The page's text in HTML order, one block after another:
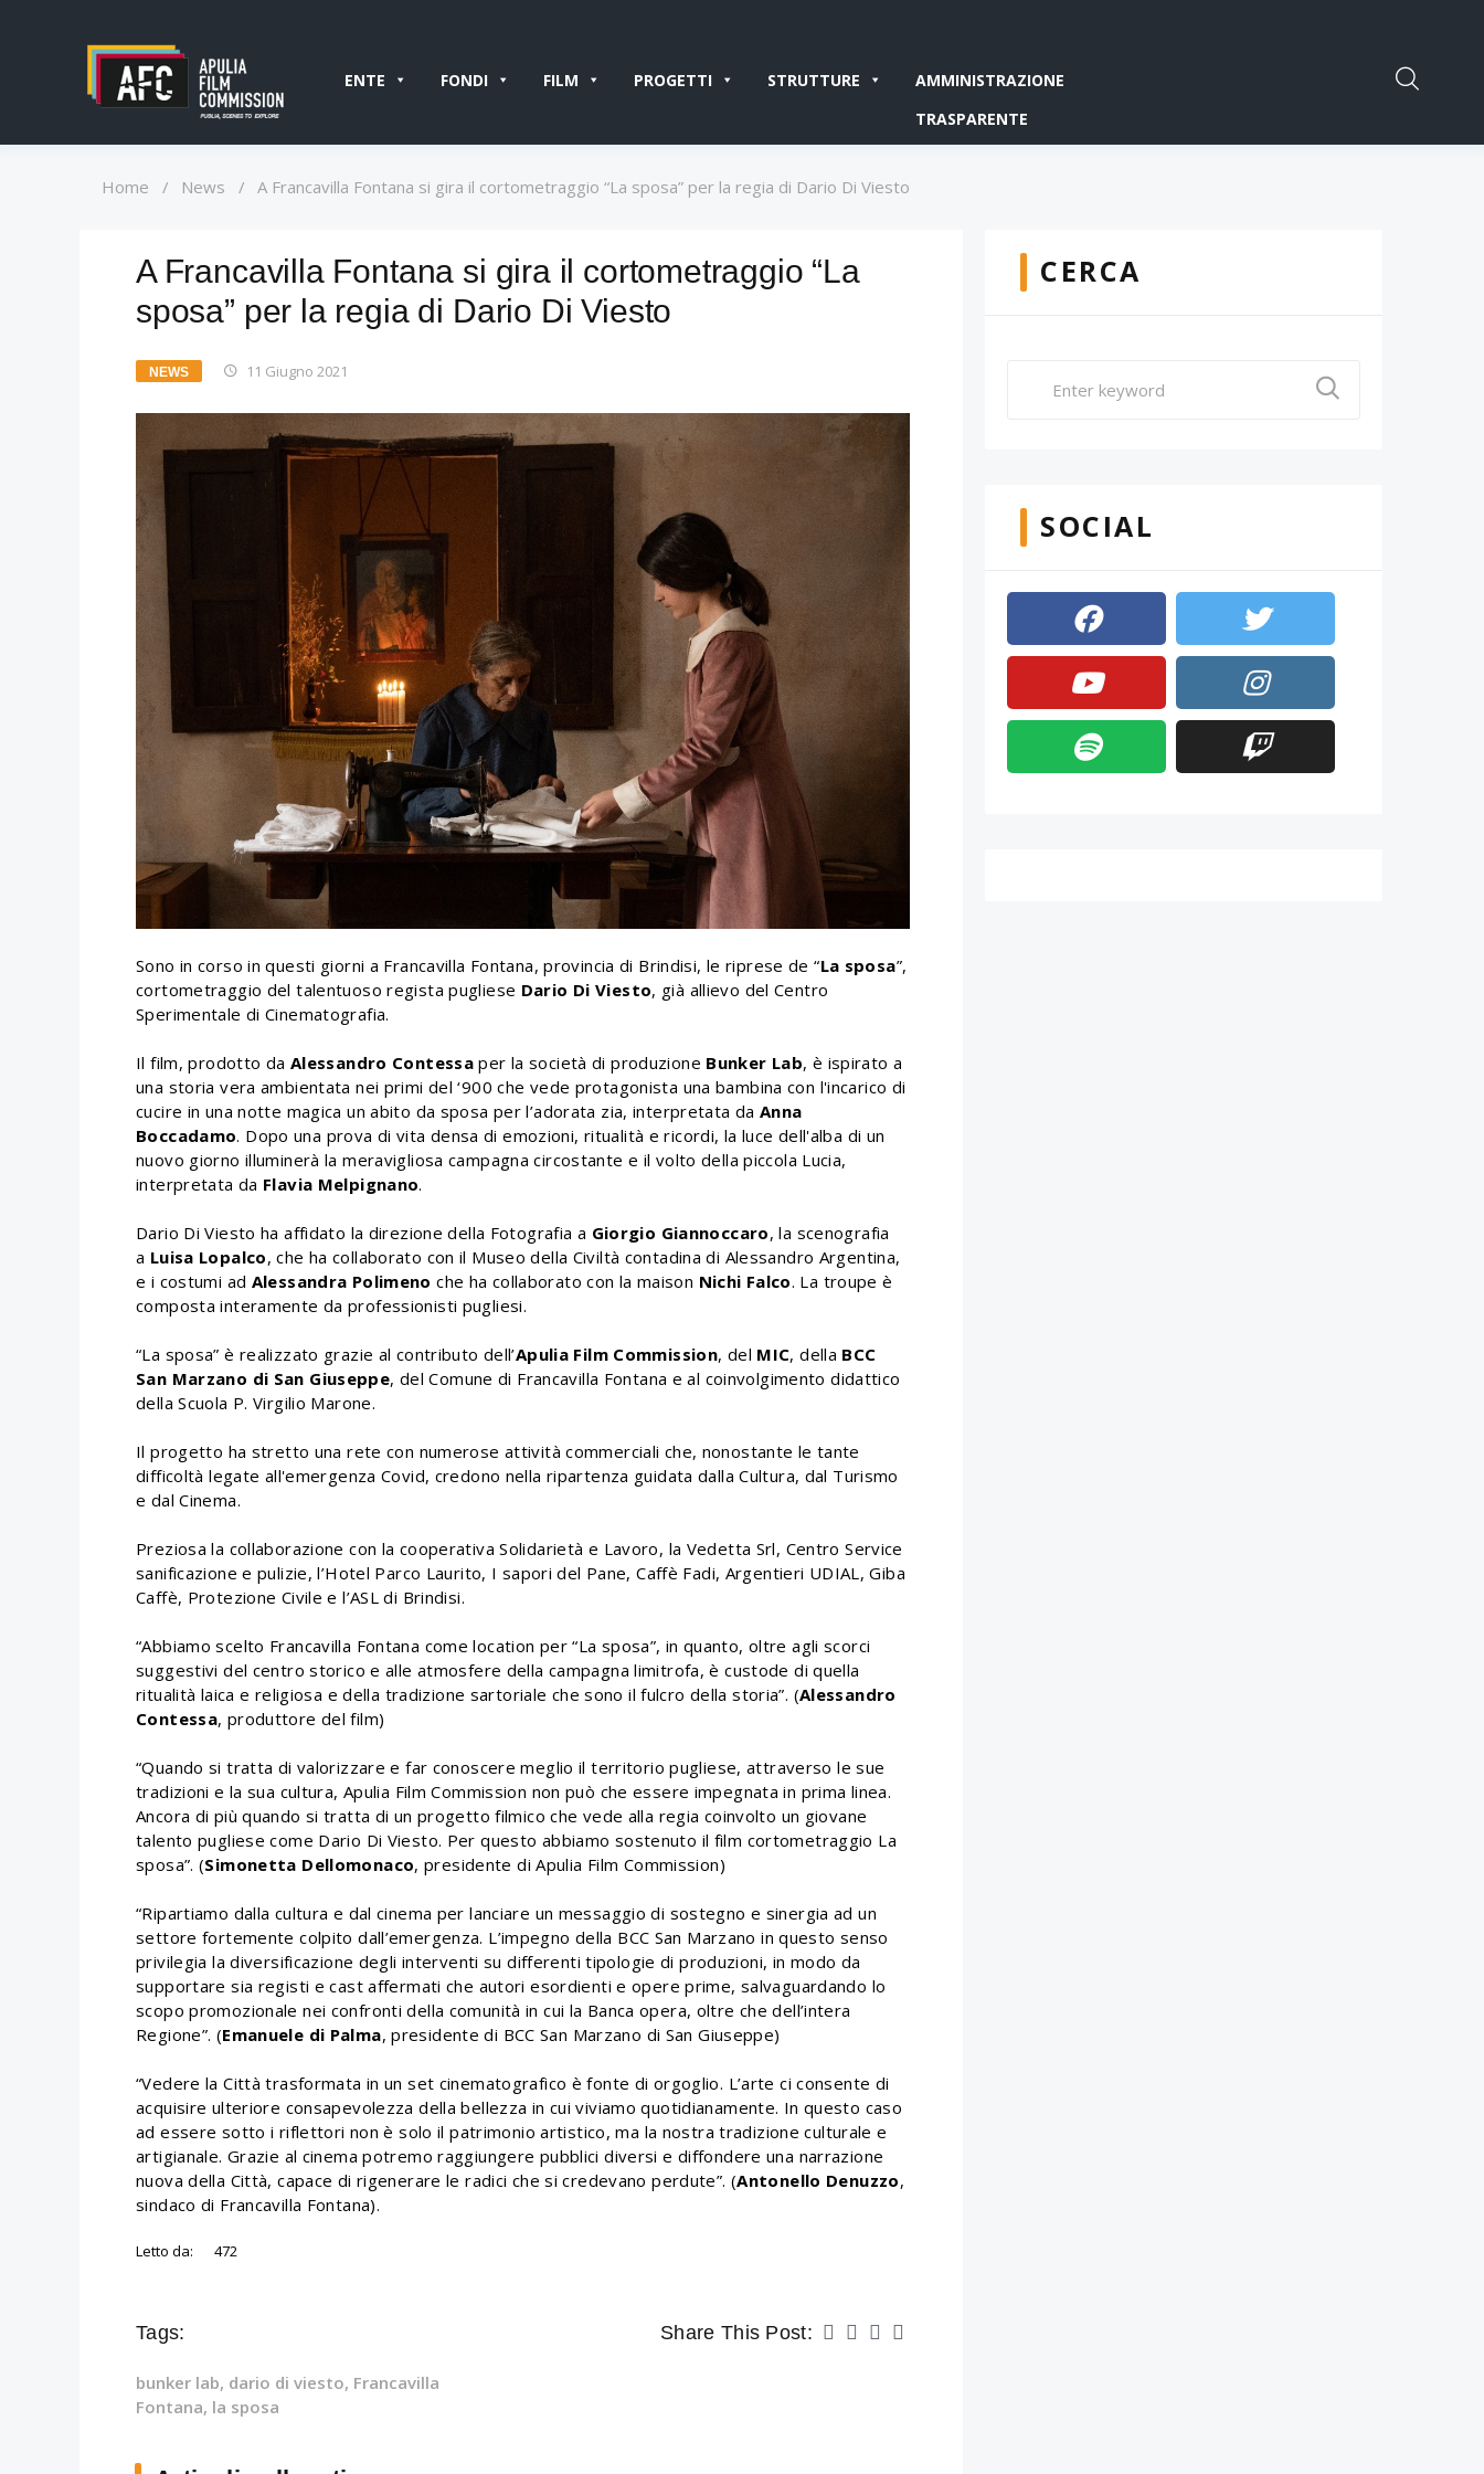
ENTE FONDI FILM PROGETTI STRUTTURE
AMMINISTRAZIONE
TRASPARENTE
Home / News / A Francavilla Fontana si gira il cortometraggio “La sposa” per la regia di Dario Di Viesto
A Francavilla Fontana si gira il cortometraggio “La
sposa” per la regia di Dario Di Viesto
NEWS 11 Giugno 2021
Sono in corso in questi giorni a Francavilla Fontana, provincia di Brindisi, le riprese de “La sposa”,
cortometraggio del talentuoso regista pugliese Dario Di Viesto, già allievo del Centro
Sperimentale di Cinematografia.
Il film, prodotto da Alessandro Contessa per la società di produzione Bunker Lab, è ispirato a
una storia vera ambientata nei primi del ‘900 che vede protagonista una bambina con l'incarico di
cucire in una notte magica un abito da sposa per l’adorata zia, interpretata da Anna
Boccadamo. Dopo una prova di vita densa di emozioni, ritualità e ricordi, la luce dell'alba di un
nuovo giorno illuminerà la meravigliosa campagna circostante e il volto della piccola Lucia,
interpretata da Flavia Melpignano.
Dario Di Viesto ha affidato la direzione della Fotografia a Giorgio Giannoccaro, la scenografia
a Luisa Lopalco, che ha collaborato con il Museo della Civiltà contadina di Alessandro Argentina,
e i costumi ad Alessandra Polimeno che ha collaborato con la maison Nichi Falco. La troupe è
composta interamente da professionisti pugliesi.
“La sposa” è realizzato grazie al contributo dell’Apulia Film Commission, del MIC, della BCC
San Marzano di San Giuseppe, del Comune di Francavilla Fontana e al coinvolgimento didattico
della Scuola P. Virgilio Marone.
Il progetto ha stretto una rete con numerose attività commerciali che, nonostante le tante
difficoltà legate all'emergenza Covid, credono nella ripartenza guidata dalla Cultura, dal Turismo
e dal Cinema.
Preziosa la collaborazione con la cooperativa Solidarietà e Lavoro, la Vedetta Srl, Centro Service
sanificazione e pulizie, l’Hotel Parco Laurito, I sapori del Pane, Caffè Fadi, Argentieri UDIAL, Giba
Caffè, Protezione Civile e l’ASL di Brindisi.
“Abbiamo scelto Francavilla Fontana come location per “La sposa”, in quanto, oltre agli scorci
suggestivi del centro storico e alle atmosfere della campagna limitrofa, è custode di quella
ritualità laica e religiosa e della tradizione sartoriale che sono il fulcro della storia”. (Alessandro
Contessa, produttore del film)
“Quando si tratta di valorizzare e far conoscere meglio il territorio pugliese, attraverso le sue
tradizioni e la sua cultura, Apulia Film Commission non può che essere impegnata in prima linea.
Ancora di più quando si tratta di un progetto filmico che vede alla regia coinvolto un giovane
talento pugliese come Dario Di Viesto. Per questo abbiamo sostenuto il film cortometraggio La
sposa”. (Simonetta Dellomonaco, presidente di Apulia Film Commission)
“Ripartiamo dalla cultura e dal cinema per lanciare un messaggio di sostegno e sinergia ad un
settore fortemente colpito dall’emergenza. L’impegno della BCC San Marzano in questo senso
privilegia la diversificazione degli interventi su differenti tipologie di produzioni, in modo da
supportare sia registi e cast affermati che autori esordienti e opere prime, salvaguardando lo
scopo promozionale nei confronti della comunità in cui la Banca opera, oltre che dell’intera
Regione”. (Emanuele di Palma, presidente di BCC San Marzano di San Giuseppe)
“Vedere la Città trasformata in un set cinematografico è fonte di orgoglio. L’arte ci consente di
acquisire ulteriore consapevolezza della bellezza in cui viviamo quotidianamente. In questo caso
ad essere sotto i riflettori non è solo il patrimonio artistico, ma la nostra tradizione culturale e
artigianale. Grazie al cinema potremo raggiungere pubblici diversi e diffondere una narrazione
nuova della Città, capace di rigenerare le radici che si credevano perdute”. (Antonello Denuzzo,
sindaco di Francavilla Fontana).
Letto da: 472
Tags:
bunker lab, dario di viesto, Francavilla
Fontana, la sposa
Share This Post:
CERCA
SOCIAL